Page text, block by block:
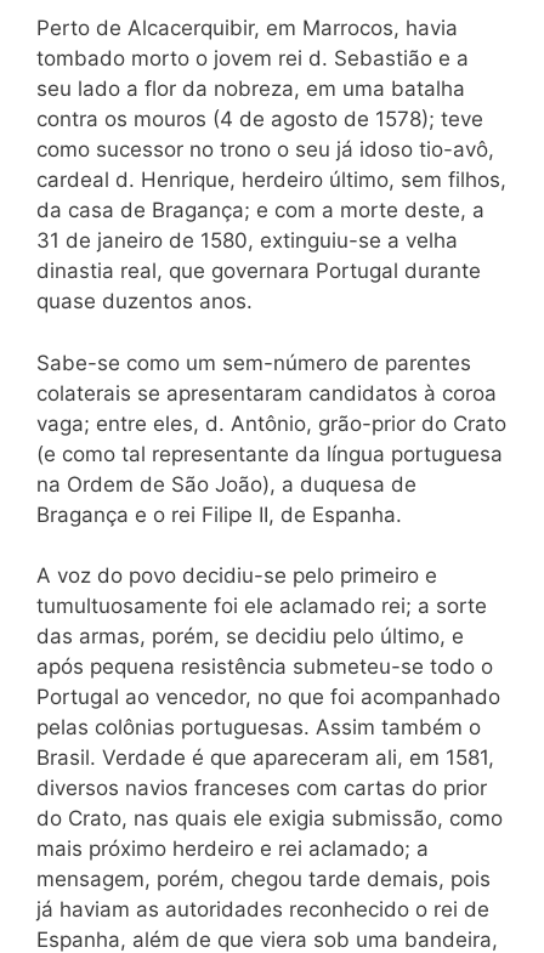
Perto de Alcacerquibir, em Marrocos, havia
tombado morto o jovem rei d. Sebastião e a
seu lado a flor da nobreza, em uma batalha
contra os mouros (4 de agosto de 1578); teve
como sucessor no trono o seu já idoso tio-avô,
cardeal d. Henrique, herdeiro último, sem filhos,
da casa de Bragança; e com a morte deste, a
31 de janeiro de 1580, extinguiu-se a velha
dinastia real, que governara Portugal durante
quase duzentos anos.
Sabe-se como um sem-número de parentes
colaterais se apresentaram candidatos à coroa
vaga; entre eles, d. Antônio, grão-prior do Crato
(e como tal representante da língua portuguesa
na Ordem de São João), a duquesa de
Bragança e o rei Filipe II, de Espanha.
A voz do povo decidiu-se pelo primeiro e
tumultuosamente foi ele aclamado rei; a sorte
das armas, porém, se decidiu pelo último, e
após pequena resistência submeteu-se todo o
Portugal ao vencedor, no que foi acompanhado
pelas colônias portuguesas. Assim também o
Brasil. Verdade é que apareceram ali, em 1581,
diversos navios franceses com cartas do prior
do Crato, nas quais ele exigia submissão, como
mais próximo herdeiro e rei aclamado; a
mensagem, porém, chegou tarde demais, pois
já haviam as autoridades reconhecido o rei de
Espanha, além de que viera sob uma bandeira,